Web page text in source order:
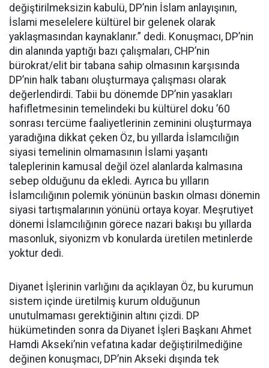
değiştirilmeksizin kabulü, DP’nin İslam anlayışının,
İslami meselelere kültürel bir gelenek olarak
yaklaşmasından kaynaklanır.” dedi. Konuşmacı, DP’nin
din alanında yaptığı bazı çalışmaları, CHP’nin
bürokrat/elit bir tabana sahip olmasının karşısında
DP’nin halk tabanı oluşturmaya çalışması olarak
değerlendirdi. Tabii bu dönemde DP’nin yasakları
hafifletmesinin temelindeki bu kültürel doku ’60
sonrası tercüme faaliyetlerinin zeminini oluşturmaya
yaradığına dikkat çeken Öz, bu yıllarda İslamcılığın
siyasi temelinin olmamasının İslami yaşantı
taleplerinin kamusal değil özel alanlarda kalmasına
sebep olduğunu da ekledi. Ayrıca bu yılların
İslamcılığının polemik yönünün baskın olması dönemin
siyasi tartışmalarının yönünü ortaya koyar. Meşrutiyet
dönemi İslamcılığının görece nazari bakışı bu yıllarda
masonluk, siyonizm vb konularda üretilen metinlerde
yoktur dedi.
Diyanet İşlerinin varlığını da açıklayan Öz, bu kurumun
sistem içinde üretilmiş kurum olduğunun
unutulmaması gerektiğinin altını çizdi. DP
hükümetinden sonra da Diyanet İşleri Başkanı Ahmet
Hamdi Akseki’nin vefatına kadar değiştirilmediğine
değinen konuşmacı, DP’nin Akseki dışında tek